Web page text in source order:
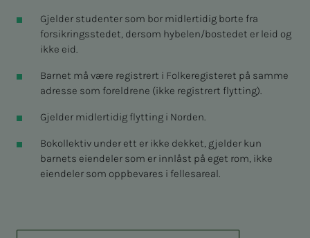
Gjelder studenter som bor midlertidig borte fra
forsikringsstedet, dersom hybelen/bostedet er leid og
ikke eid.
Barnet må være registrert i Folkeregisteret på samme
adresse som foreldrene (ikke registrert flytting).
Gjelder midlertidig flytting i Norden.
Bokollektiv under ett er ikke dekket, gjelder kun
barnets eiendeler som er innlåst på eget rom, ikke
eiendeler som oppbevares i fellesareal.